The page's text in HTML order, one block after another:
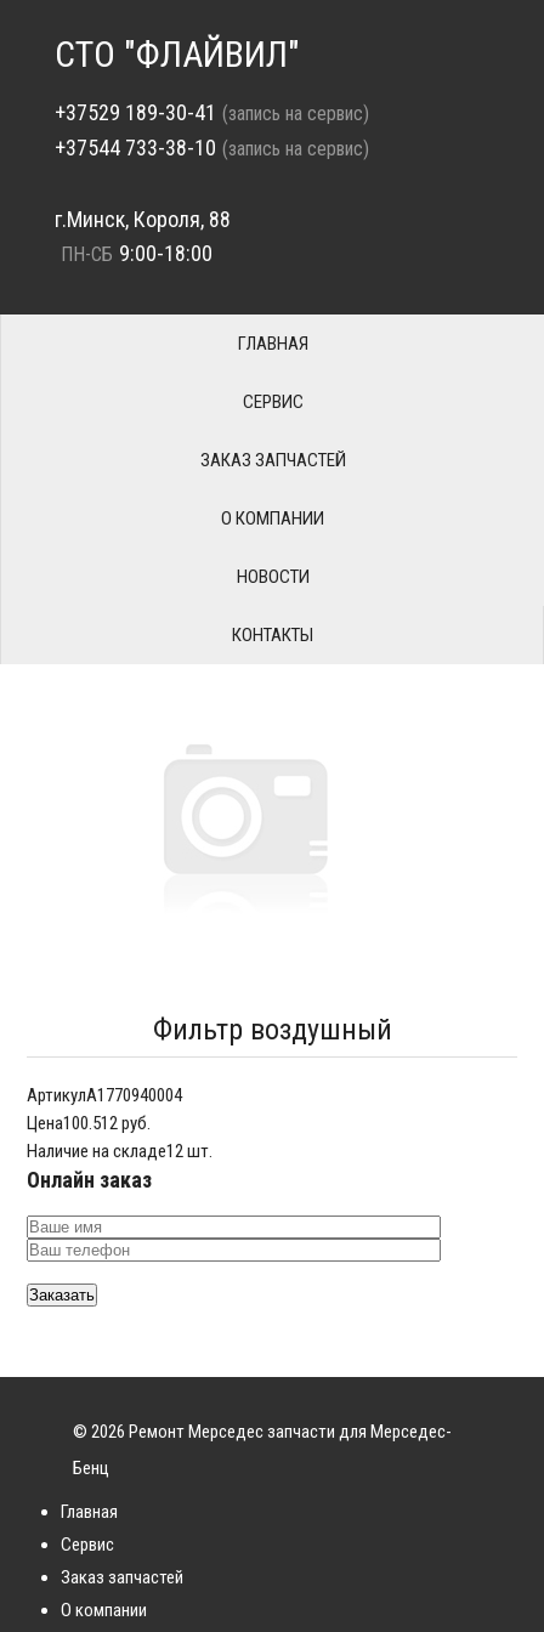
СТО "ФЛАЙВИЛ"
+37529 189-30-41 (запись на сервис)
+37544 733-38-10 (запись на сервис)
г.Минск, Короля, 88
ПН-СБ 9:00-18:00
ГЛАВНАЯ
СЕРВИС
ЗАКАЗ ЗАПЧАСТЕЙ
О КОМПАНИИ
НОВОСТИ
КОНТАКТЫ
Фильтр воздушный
АртикулA1770940004
Цена100.512 руб.
Наличие на складе12 шт.
Онлайн заказ
© 2026 Ремонт Мерседес запчасти для Мерседес-
Бенц
Главная
Сервис
Заказ запчастей
О компании